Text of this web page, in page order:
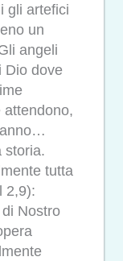
gli artefici
un
angeli
Dio dove
attendono,
storia.
tutta
2,9):
Nostro